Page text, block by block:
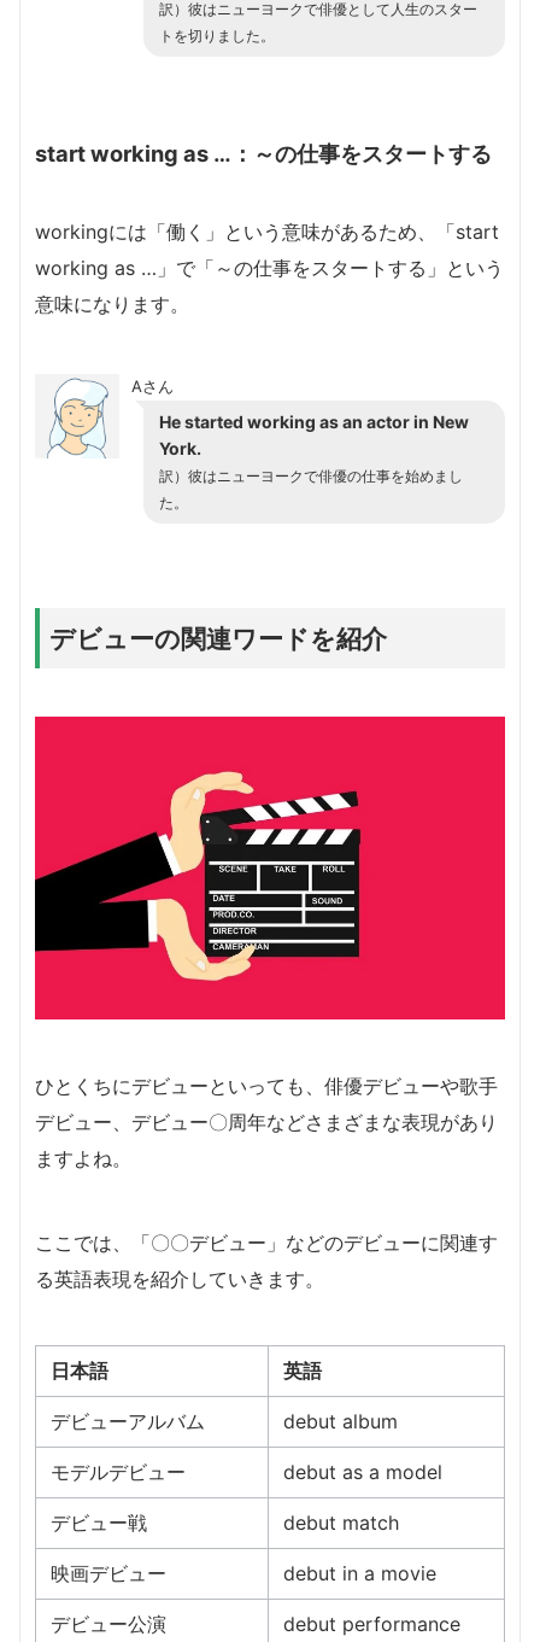
訳）彼はニューヨークで俳優として人生のスター
トを切りました。
start working as …：～の仕事をスタートする
workingには「働く」という意味があるため、「start
working as …」で「～の仕事をスタートする」という
意味になります。
Aさん
He started working as an actor in New
York.
訳）彼はニューヨークで俳優の仕事を始めまし
た。
デビューの関連ワードを紹介
ひとくちにデビューといっても、俳優デビューや歌手
デビュー、デビュー〇周年などさまざまな表現があり
ますよね。
ここでは、「〇〇デビュー」などのデビューに関連す
る英語表現を紹介していきます。
日本語 英語
デビューアルバム debut album
モデルデビュー debut as a model
デビュー戦 debut match
映画デビュー debut in a movie
デビュー公演 debut performance